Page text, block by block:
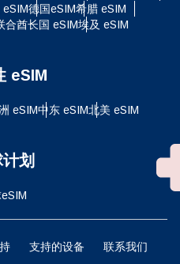
eSIM德国eSIM希腊 eSIM
合酋长国 eSIM埃及 eSIM
eSIM
eSIM中东 eSIM北美 eSIM
划
支持的设备 联系我们